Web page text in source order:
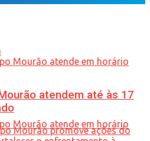
atendem até às 17